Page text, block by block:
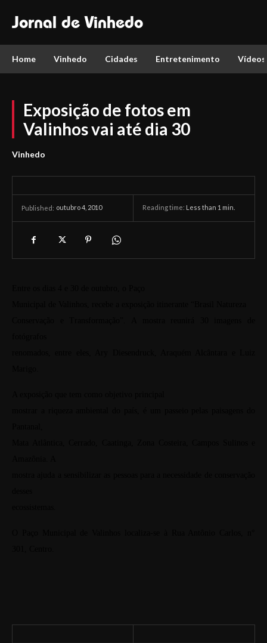
Jornal de Vinhedo
Home Vinhedo Cidades Entretenimento Vídeos
Exposição de fotos em
Valinhos vai até dia 30
Vinhedo
Published: outubro 4, 2010 Reading time: Less than 1 min.